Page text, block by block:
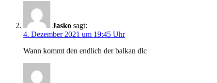
Jasko sagt:
4. Dezember 2021 um 19:45 Uhr
Wann kommt den endlich der balkan dlc